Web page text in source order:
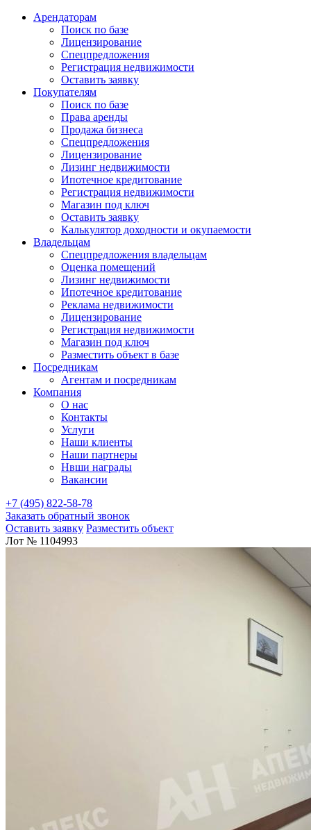
Арендаторам
Поиск по базе
Лицензирование
Спецпредложения
Регистрация недвижимости
Оставить заявку
Покупателям
Поиск по базе
Права аренды
Продажа бизнеса
Спецпредложения
Лицензирование
Лизинг недвижимости
Ипотечное кредитование
Регистрация недвижимости
Магазин под ключ
Оставить заявку
Калькулятор доходности и окупаемости
Владельцам
Спецпредложения владельцам
Оценка помещений
Лизинг недвижимости
Ипотечное кредитование
Реклама недвижимости
Лицензирование
Регистрация недвижимости
Магазин под ключ
Разместить объект в базе
Посредникам
Агентам и посредникам
Компания
О нас
Контакты
Услуги
Наши клиенты
Наши партнеры
Нвши награды
Вакансии
+7 (495) 822-58-78
Заказать обратный звонок
Оставить заявку Разместить объект
Лот № 1104993